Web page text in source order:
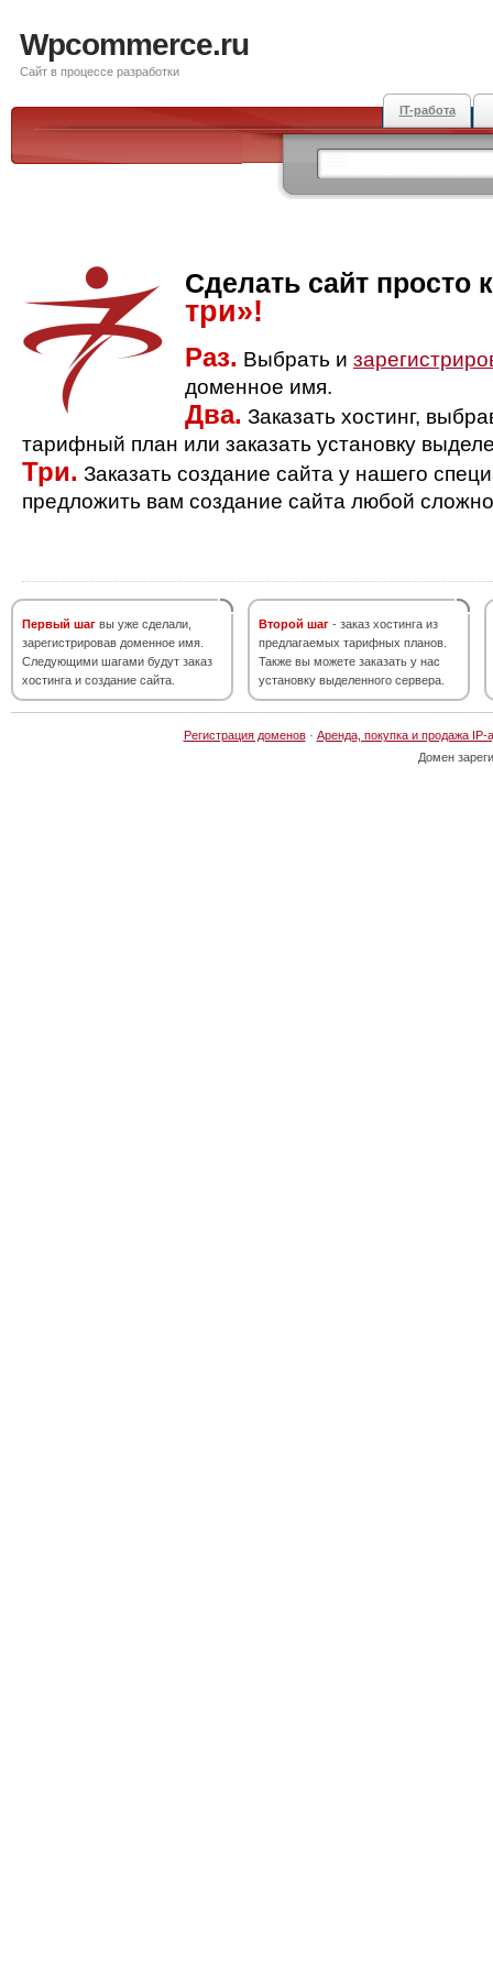
Wpcommerce.ru
Сайт в процессе разработки
IT-работа
Сделать сайт просто
три»!
Раз. Выбрать и
доменное имя.
Два. Заказать хостинг,
тарифный план или заказать установку
Три. Заказать создание сайта у нашего
предложить вам создание сайта любой
Первый шаг вы уже сделали,
зарегистрировав доменное имя.
Следующими шагами будут заказ
хостинга и создание сайта.
Второй шаг - заказ хостинга из
предлагаемых тарифных планов.
Также вы можете заказать у нас
установку выделенного сервера.
Регистрация доменов· Аренда, покупка и продажа IP-
Домен